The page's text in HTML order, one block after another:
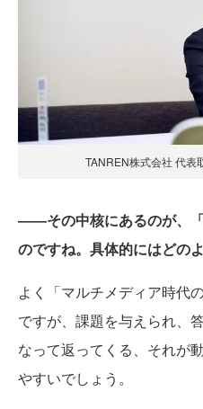
TANREN株式会社 代表
――その中核にあるのが、
のですね。具体的にはどの
よく「マルチメディア時代
ですが、課題を与えられ、
なって返ってくる、それが
やすいでしょう。